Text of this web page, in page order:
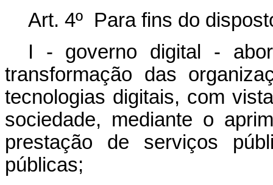
Art. 4º Para fins do
I - governo digital -
transformação das
tecnologias digitais, com
sociedade, mediante o
prestação de serviços
públicas;